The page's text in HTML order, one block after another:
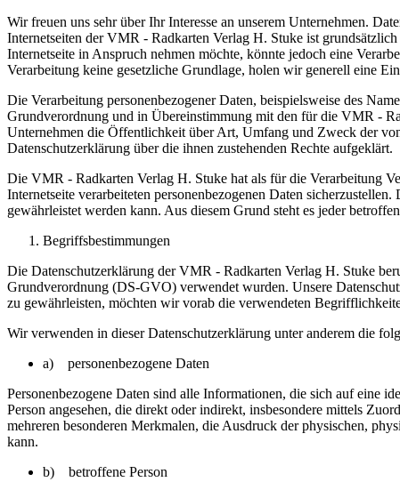
Wir freuen uns sehr über Ihr Interesse an unserem Unternehmen.
Internetseiten der VMR - Radkarten Verlag H. Stuke ist
Internetseite in Anspruch nehmen möchte, könnte jedoch eine
Verarbeitung keine gesetzliche Grundlage, holen wir generell eine
Die Verarbeitung personenbezogener Daten, beispielsweise des
Grundverordnung und in Übereinstimmung mit den für die VMR -
Unternehmen die Öffentlichkeit über Art, Umfang und Zweck der
Datenschutzerklärung über die ihnen zustehenden Rechte aufgeklärt.
Die VMR - Radkarten Verlag H. Stuke hat als für die Verarbeitung
Internetseite verarbeiteten personenbezogenen Daten
gewährleistet werden kann. Aus diesem Grund steht es jeder
Begriffsbestimmungen
Die Datenschutzerklärung der VMR - Radkarten Verlag H. Stuke
Grundverordnung (DS-GVO) verwendet wurden. Unsere
zu gewährleisten, möchten wir vorab die verwendeten
Wir verwenden in dieser Datenschutzerklärung unter anderem die
a) personenbezogene Daten
Personenbezogene Daten sind alle Informationen, die sich auf eine
Person angesehen, die direkt oder indirekt, insbesondere mittels
mehreren besonderen Merkmalen, die Ausdruck der physischen,
kann.
b) betroffene Person